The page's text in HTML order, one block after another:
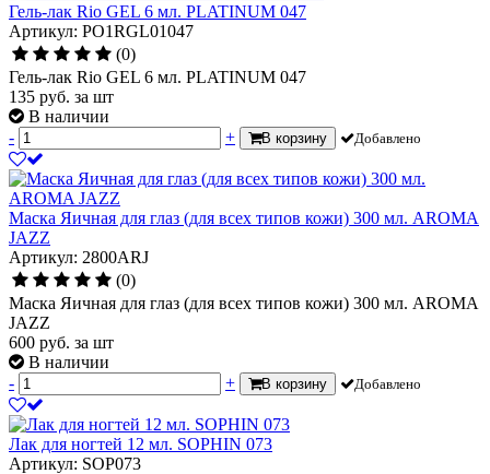
Гель-лак Rio GEL 6 мл. PLATINUM 047
Артикул: PO1RGL01047
(0)
Гель-лак Rio GEL 6 мл. PLATINUM 047
135 руб. за шт
В наличии
-
+ В корзину Добавлено
Маска Яичная для глаз (для всех типов кожи) 300 мл. AROMA
JAZZ
Артикул: 2800ARJ
(0)
Маска Яичная для глаз (для всех типов кожи) 300 мл. AROMA
JAZZ
600 руб. за шт
В наличии
-
+ В корзину Добавлено
Лак для ногтей 12 мл. SOPHIN 073
Артикул: SOP073